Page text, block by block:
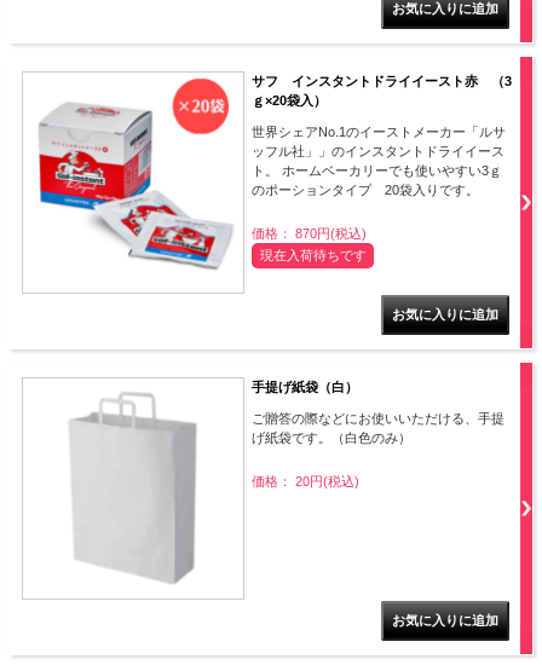
サフ インスタントドライイースト赤 （3
ｇ×20袋入）
世界シェアNo.1のイーストメーカー「ルサ
ッフル社」」のインスタントドライイース
ト。 ホームベーカリーでも使いやすい3ｇ
のポーションタイプ 20袋入りです。
価格： 870円(税込)
現在入荷待ちです
手提げ紙袋（白）
ご贈答の際などにお使いいただける、手提
げ紙袋です。（白色のみ）
価格： 20円(税込)